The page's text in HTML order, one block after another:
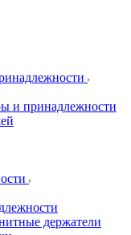
и принадлежности
держатели